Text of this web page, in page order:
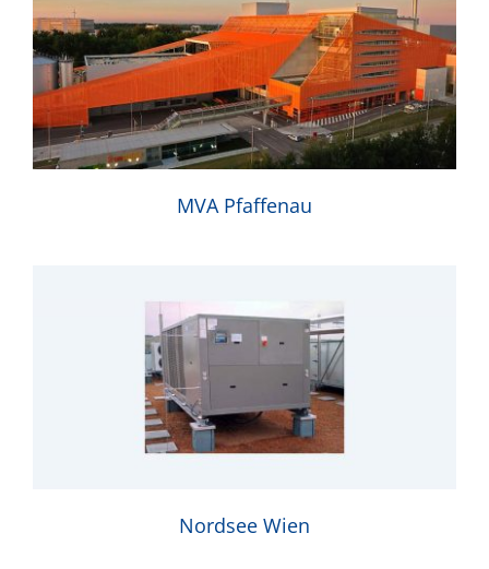
MVA Pfaffenau
Nordsee Wien